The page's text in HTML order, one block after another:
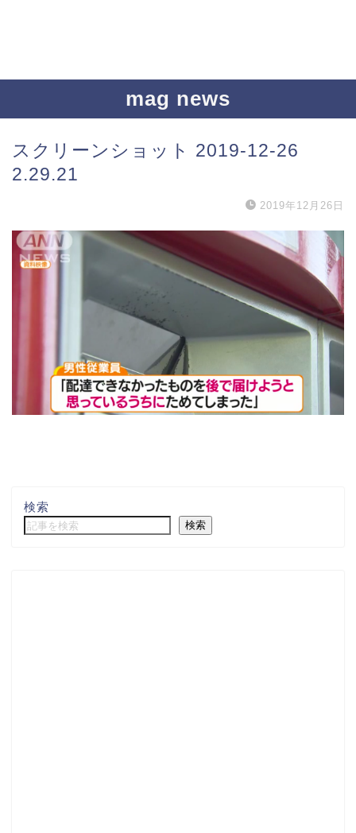
mag news
スクリーンショット 2019-12-26
2.29.21
2019年12月26日
検索
検索